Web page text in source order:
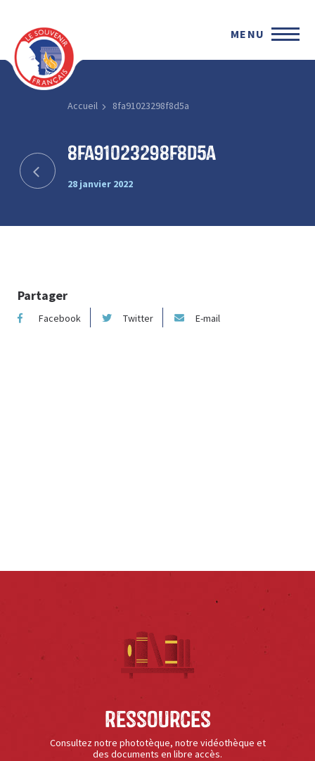
MENU
Accueil 8fa91023298f8d5a
8fa91023298f8d5a
28 janvier 2022
Partager
Facebook Twitter E-mail
Ressources
Consultez notre phototèque, notre vidéothèque et
des documents en libre accès.